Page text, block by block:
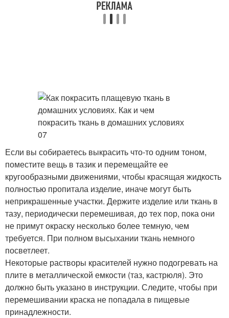
Если вы собираетесь выкрасить что-то одним тоном,
поместите вещь в тазик и перемещайте ее
кругообразными движениями, чтобы красящая жидкость
полностью пропитала изделие, иначе могут быть
неприкрашенные участки. Держите изделие или ткань в
тазу, периодически перемешивая, до тех пор, пока они
не примут окраску несколько более темную, чем
требуется. При полном высыхании ткань немного
посветлеет.
Некоторые растворы красителей нужно подогревать на
плите в металлической емкости (таз, кастрюля). Это
должно быть указано в инструкции. Следите, чтобы при
перемешивании краска не попадала в пищевые
принадлежности.